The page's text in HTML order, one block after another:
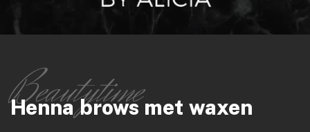
Henna brows met waxen